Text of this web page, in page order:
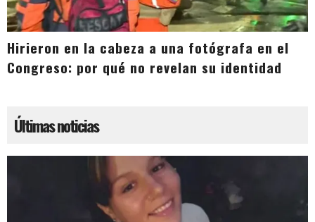
Hirieron en la cabeza a una fotógrafa en el
Congreso: por qué no revelan su identidad
Últimas noticias